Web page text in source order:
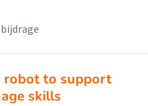
robot to support
skills